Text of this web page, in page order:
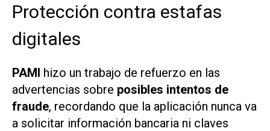
Protección contra estafas
digitales
PAMI hizo un trabajo de refuerzo en las
advertencias sobre posibles intentos de
fraude, recordando que la aplicación nunca va
a solicitar información bancaria ni claves